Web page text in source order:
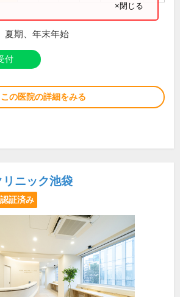
×閉じる
夏期、年末年始
付
この医院の詳細をみる
ニック池袋
証済み